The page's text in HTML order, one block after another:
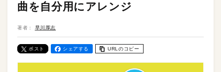
曲を自分用にアレンジ
著者： 早川厚志
ポスト シェアする URLのコピー